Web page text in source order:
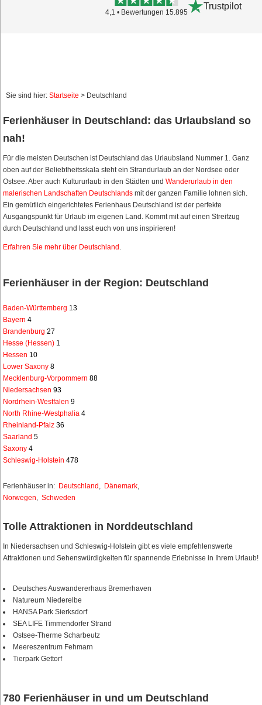
4,1 • Bewertungen 15.895
Trustpilot
Sie sind hier: Startseite > Deutschland
Ferienhäuser in Deutschland: das Urlaubsland so
nah!
Für die meisten Deutschen ist Deutschland das Urlaubsland Nummer 1. Ganz
oben auf der Beliebtheitsskala steht ein Strandurlaub an der Nordsee oder
Ostsee. Aber auch Kultururlaub in den Städten und Wanderurlaub in den
malerischen Landschaften Deutschlands mit der ganzen Familie lohnen sich.
Ein gemütlich eingerichtetes Ferienhaus Deutschland ist der perfekte
Ausgangspunkt für Urlaub im eigenen Land. Kommt mit auf einen Streifzug
durch Deutschland und lasst euch von uns inspirieren!
Erfahren Sie mehr über Deutschland .
Ferienhäuser in der Region: Deutschland
Baden-Württemberg 13
Bayern 4
Brandenburg 27
Hesse (Hessen) 1
Hessen 10
Lower Saxony 8
Mecklenburg-Vorpommern 88
Niedersachsen 93
Nordrhein-Westfalen 9
North Rhine-Westphalia 4
Rheinland-Pfalz 36
Saarland 5
Saxony 4
Schleswig-Holstein 478
Ferienhäuser in: Deutschland , Dänemark,
Norwegen, Schweden
Tolle Attraktionen in Norddeutschland
In Niedersachsen und Schleswig-Holstein gibt es viele empfehlenswerte
Attraktionen und Sehenswürdigkeiten für spannende Erlebnisse in Ihrem Urlaub!
Deutsches Auswandererhaus Bremerhaven
Natureum Niederelbe
HANSA Park Sierksdorf
SEA LIFE Timmendorfer Strand
Ostsee-Therme Scharbeutz
Meereszentrum Fehmarn
Tierpark Gettorf
780 Ferienhäuser in und um Deutschland